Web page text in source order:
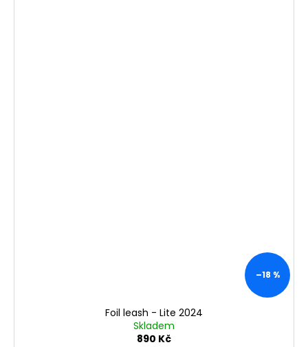
–18 %
Foil leash - Lite 2024
Skladem
890 Kč